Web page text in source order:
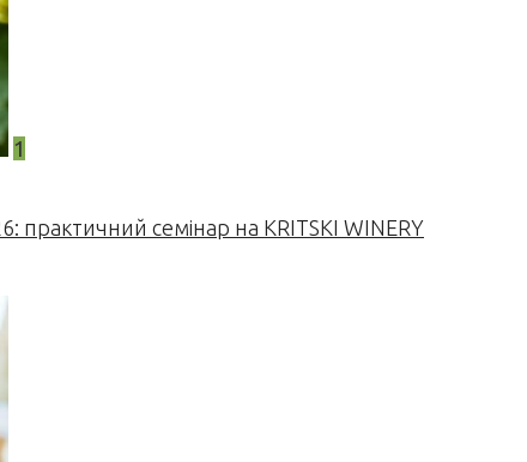
1
практичний семінар на KRITSKI WINERY